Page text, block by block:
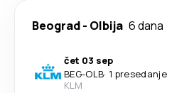
Beograd- Olbija 6 dana
čet 03 sep
BEG-OLB· 1 presedanje
KLM